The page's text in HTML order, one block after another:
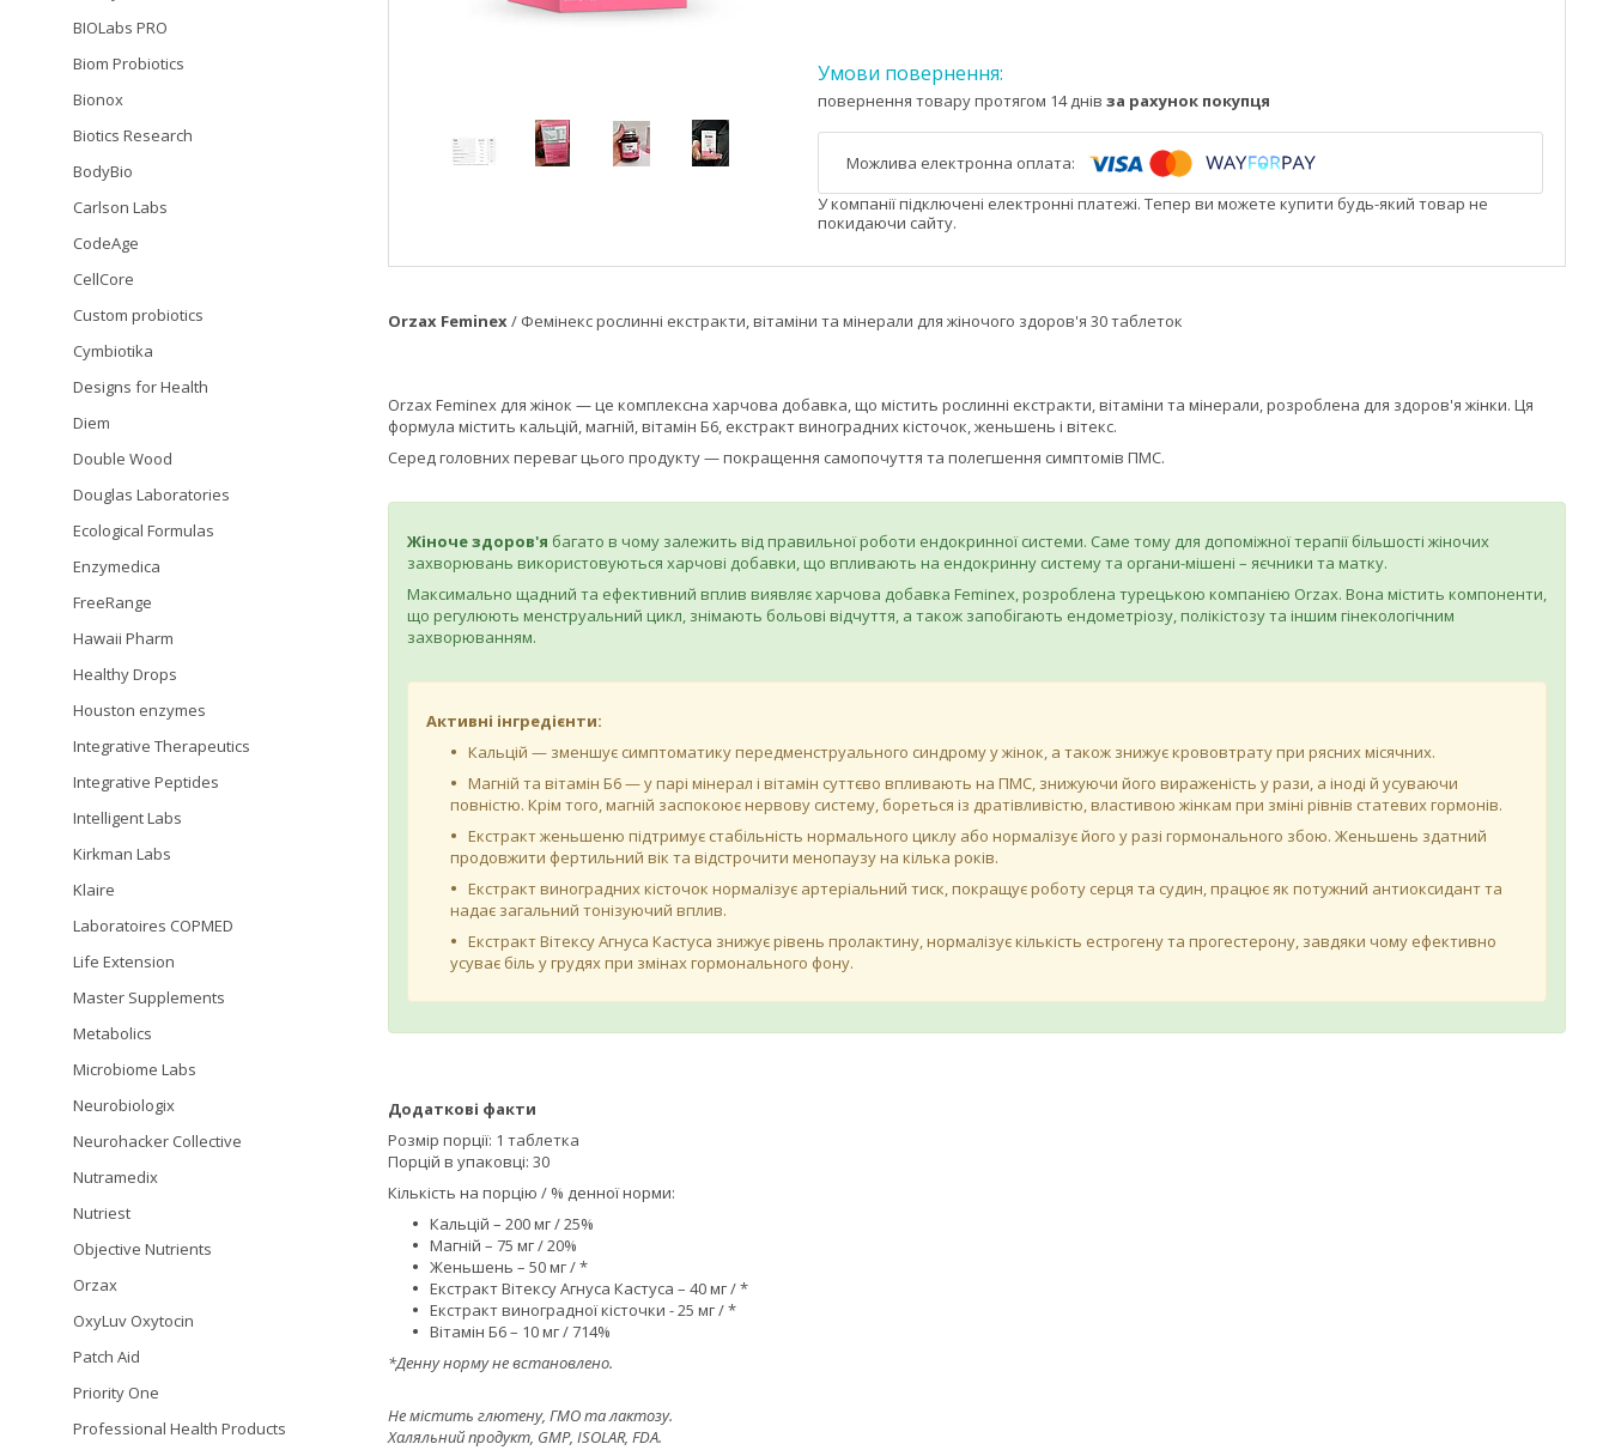
повернення товару протягом 14 днів за рахунок покупця
У компанії підключені електронні платежі. Тепер ви можете купити будь-який товар не
покидаючи сайту.
Orzax Feminex/ Фемінекс рослинні екстракти, вітаміни та мінерали для жіночого здоров'я 30 таблеток
Orzax Feminex для жінок — це комплексна харчова добавка, що містить рослинні екстракти, вітаміни та мінерали, розроблена для здоров'я жінки. Ця
формула містить кальцій, магній, вітамін Б6, екстракт виноградних кісточок, женьшень і вітекс.
Серед головних переваг цього продукту — покращення самопочуття та полегшення симптомів ПМС.
Жіноче здоров'я багато в чому залежить від правильної роботи ендокринної системи. Саме тому для допоміжної терапії більшості жіночих
захворювань використовуються харчові добавки, що впливають на ендокринну систему та органи-мішені – яєчники та матку.
Максимально щадний та ефективний вплив виявляє харчова добавка Feminex, розроблена турецькою компанією Orzax. Вона містить компоненти,
що регулюють менструальний цикл, знімають больові відчуття, а також запобігають ендометріозу, полікістозу та іншим гінекологічним
захворюванням.
Активні інгредієнти:
Кальцій — зменшує симптоматику передменструального синдрому у жінок, а також знижує крововтрату при рясних місячних.
Магній та вітамін Б6 — у парі мінерал і вітамін суттєво впливають на ПМС, знижуючи його вираженість у рази, а іноді й усуваючи
повністю. Крім того, магній заспокоює нервову систему, бореться із дратівливістю, властивою жінкам при зміні рівнів статевих гормонів.
Екстракт женьшеню підтримує стабільність нормального циклу або нормалізує його у разі гормонального збою. Женьшень здатний
продовжити фертильний вік та відстрочити менопаузу на кілька років.
Екстракт виноградних кісточок нормалізує артеріальний тиск, покращує роботу серця та судин, працює як потужний антиоксидант та
надає загальний тонізуючий вплив.
Екстракт Вітексу Агнуса Кастуса знижує рівень пролактину, нормалізує кількість естрогену та прогестерону, завдяки чому ефективно
усуває біль у грудях при змінах гормонального фону.
Додаткові факти
Розмір порції: 1 таблетка
Порцій в упаковці: 30
Кількість на порцію / % денної норми:
Кальцій – 200 мг / 25%
Магній – 75 мг / 20%
Женьшень – 50 мг / *
Екстракт Вітексу Агнуса Кастуса – 40 мг / *
Екстракт виноградної кісточки - 25 мг / *
Вітамін Б6 – 10 мг / 714%
*Денну норму не встановлено.⠀
Не містить глютену, ГМО та лактозу.
Халяльний продукт, GMP, ISOLAR, FDA.
BIOLabs PRO
Biom Probiotics
Bionox
Biotics Research
BodyBio
Carlson Labs
CodeAge
CellCore
Custom probiotics
Cymbiotika
Designs for Health
Diem
Double Wood
Douglas Laboratories
Ecological Formulas
Enzymedica
FreeRange
Hawaii Pharm
Healthy Drops
Houston enzymes
Integrative Therapeutics
Integrative Peptides
Intelligent Labs
Kirkman Labs
Klaire
Laboratoires COPMED
Life Extension
Master Supplements
Metabolics
Microbiome Labs
Neurobiologix
Neurohacker Collective
Nutramedix
Nutriest
Objective Nutrients
Orzax
OxyLuv Oxytocin
Patch Aid
Priority One
Professional Health Products